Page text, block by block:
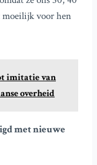
moeilijk voor hen
imitatie van
overheid
met nieuwe